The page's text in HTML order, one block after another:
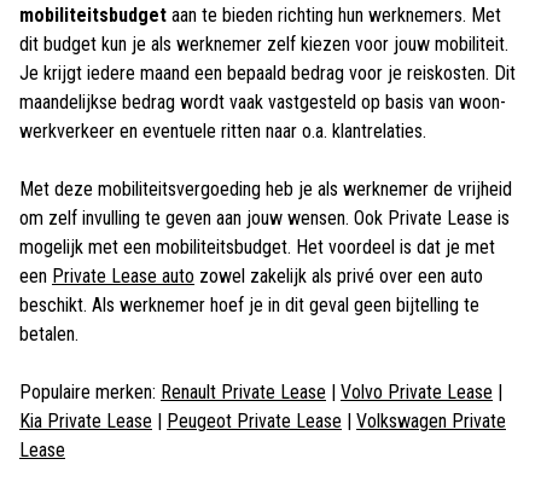
mobiliteitsbudget aan te bieden richting hun werknemers. Met
dit budget kun je als werknemer zelf kiezen voor jouw mobiliteit.
Je krijgt iedere maand een bepaald bedrag voor je reiskosten. Dit
maandelijkse bedrag wordt vaak vastgesteld op basis van woon-
werkverkeer en eventuele ritten naar o.a. klantrelaties.
Met deze mobiliteitsvergoeding heb je als werknemer de vrijheid
om zelf invulling te geven aan jouw wensen. Ook Private Lease is
mogelijk met een mobiliteitsbudget. Het voordeel is dat je met
een Private Lease auto zowel zakelijk als privé over een auto
beschikt. Als werknemer hoef je in dit geval geen bijtelling te
betalen.
Populaire merken: Renault Private Lease Volvo Private Lease
Kia Private Lease
Peugeot Private Lease
Volkswagen Private
Lease